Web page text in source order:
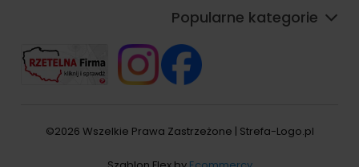
Popularne kategorie
©2026 Wszelkie Prawa Zastrzeżone | Strefa-Logo.pl